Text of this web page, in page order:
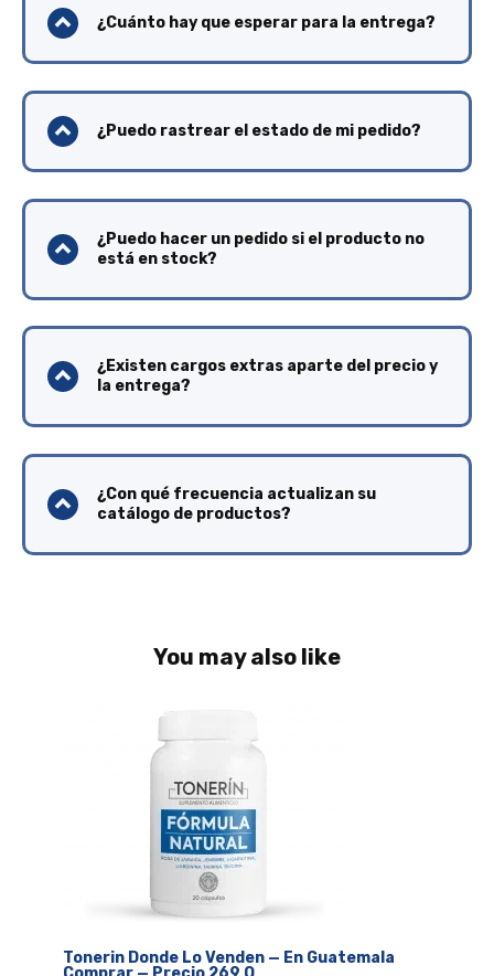
¿Cuánto hay que esperar para la entrega?
¿Puedo rastrear el estado de mi pedido?
¿Puedo hacer un pedido si el producto no
está en stock?
¿Existen cargos extras aparte del precio y
la entrega?
¿Con qué frecuencia actualizan su
catálogo de productos?
You may also like
Tonerin Donde Lo Venden — En Guatemala